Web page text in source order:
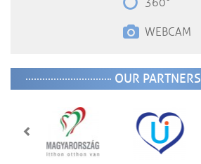
WEBCAM
OUR PARTNERS